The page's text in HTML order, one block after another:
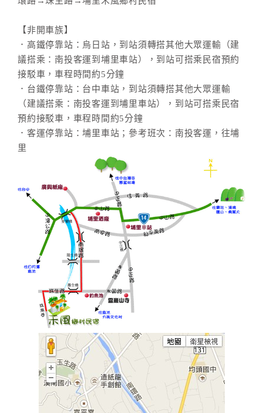
【非開車族】
．高鐵停靠站：烏日站，到站須轉搭其他大眾運輸（建
議搭乘：南投客運到埔里車站），到站可搭乘民宿預約
接駁車，車程時間約5分鐘
．台鐵停靠站：台中車站，到站須轉搭其他大眾運輸
（建議搭乘：南投客運到埔里車站），到站可搭乘民宿
預約接駁車，車程時間約5分鐘
．客運停靠站：埔里車站；參考班次：南投客運，往埔
里